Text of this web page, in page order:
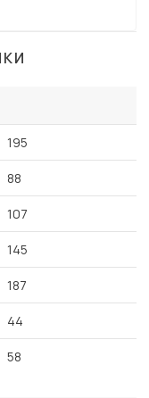
195
88
107
145
187
44
58